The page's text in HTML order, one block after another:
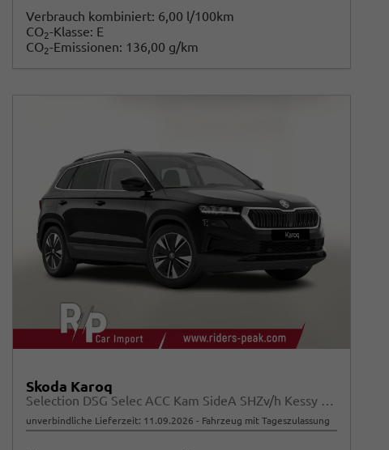
Verbrauch kombiniert: 6,00 l/100km
CO2-Klasse: E
CO2-Emissionen: 136,00 g/km
Skoda Karoq
Selection DSG Selec ACC Kam SideA SHZv/h Kessy SunS
unverbindliche Lieferzeit: 11.09.2026 Fahrzeug mit Tageszulassung